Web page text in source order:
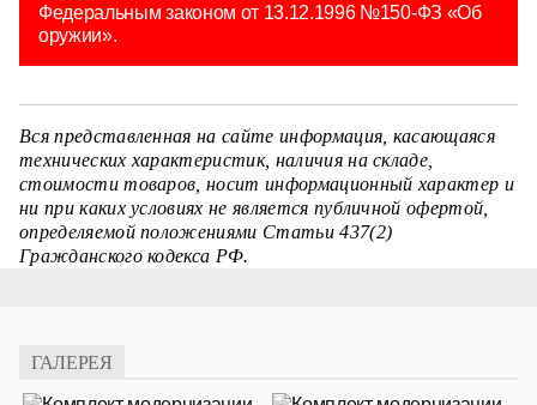
Федеральным законом от 13.12.1996 №150-ФЗ «Об
оружии».
Вся представленная на сайте информация, касающаяся
технических характеристик, наличия на складе,
стоимости товаров, носит информационный характер и
ни при каких условиях не является публичной офертой,
определяемой положениями Статьи 437(2)
Гражданского кодекса РФ.
ГАЛЕРЕЯ